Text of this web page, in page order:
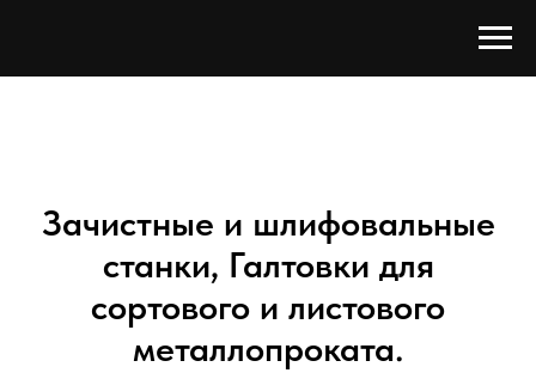
Зачистные и шлифовальные
станки, Галтовки для
сортового и листового
металлопроката.